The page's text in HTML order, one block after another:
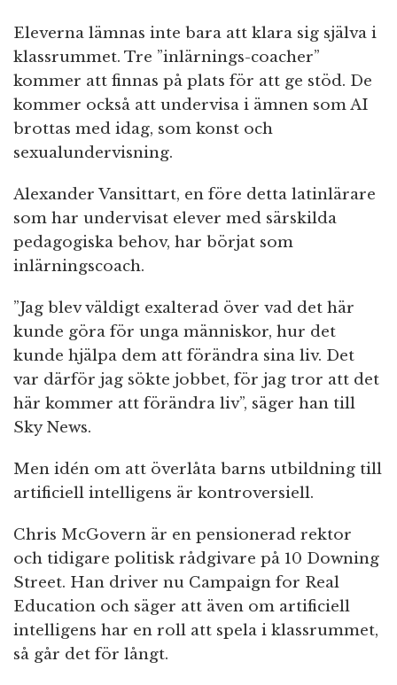
Eleverna lämnas inte bara att klara sig själva i
klassrummet. Tre ”inlärnings-coacher”
kommer att finnas på plats för att ge stöd. De
kommer också att undervisa i ämnen som AI
brottas med idag, som konst och
sexualundervisning.
Alexander Vansittart, en före detta latinlärare
som har undervisat elever med särskilda
pedagogiska behov, har börjat som
inlärningscoach.
”Jag blev väldigt exalterad över vad det här
kunde göra för unga människor, hur det
kunde hjälpa dem att förändra sina liv. Det
var därför jag sökte jobbet, för jag tror att det
här kommer att förändra liv”, säger han till
Sky News.
Men idén om att överlåta barns utbildning till
artificiell intelligens är kontroversiell.
Chris McGovern är en pensionerad rektor
och tidigare politisk rådgivare på 10 Downing
Street. Han driver nu Campaign for Real
Education och säger att även om artificiell
intelligens har en roll att spela i klassrummet,
så går det för långt.